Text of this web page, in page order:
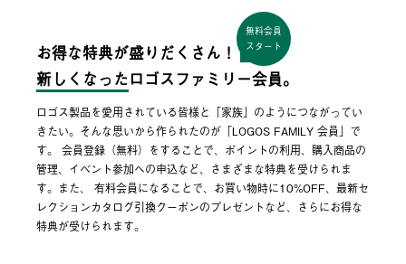
お得な特典が盛りだくさん！
無料会員
スタート
新しくなった ロゴスファミリー会員。
ロゴス製品を愛用されている皆様と「家族」のようにつながってい
きたい。そんな思いから作られたのが「LOGOS FAMILY 会員」で
す。 会員登録（無料）をすることで、ポイントの利用、購入商品の
管理、イベント参加への申込など、さまざまな特典を受けられま
す。また、 有料会員になることで、お買い物時に10%OFF、最新セ
レクションカタログ引換クーポンのプレゼントなど、さらにお得な
特典が受けられます。